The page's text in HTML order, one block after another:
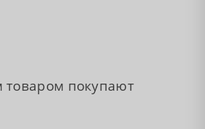
товаром покупают